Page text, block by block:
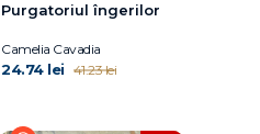
Purgatoriul îngerilor
Camelia Cavadia
24.74 lei 41.23 lei